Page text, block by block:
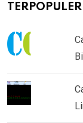
TERPOPULER